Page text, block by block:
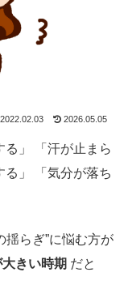
2022.02.03 2026.05.05
」 「汗が止まら
る」 「気分が落ち
揺らぎ”に悩む方が
きい時期 だと